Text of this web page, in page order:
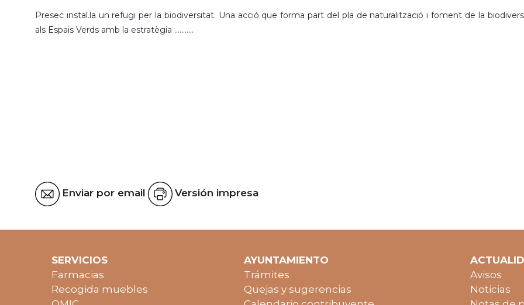
Presec instal.la un refugi per la biodiversitat. Una acció que forma part del pla de naturalització i foment de la
als Espais Verds amb la estratègia ...........
Enviar por email Versión impresa
SERVICIOS
Farmacias
Recogida muebles
AYUNTAMIENTO
Trámites
Quejas y sugerencias
Avisos
Noticias